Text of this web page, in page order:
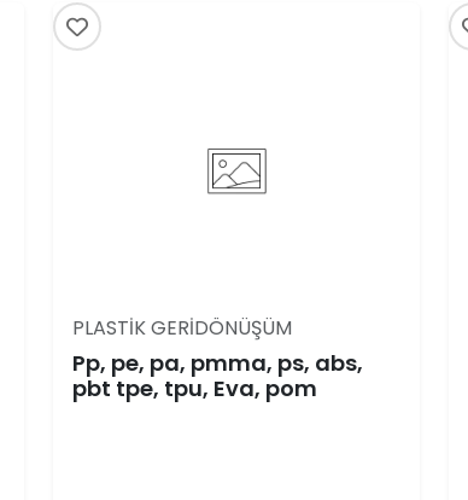
PLASTİK GERİDÖNÜŞÜM
Pp, pe, pa, pmma, ps, abs,
pbt tpe, tpu, Eva, pom